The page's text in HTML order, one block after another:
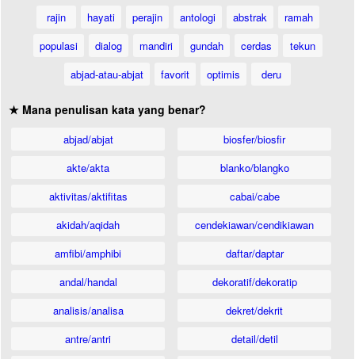
rajin
hayati perajin antologi abstrak
ramah
populasi
dialog mandiri gundah cerdas
tekun
abjad-atau-abjat
favorit optimis deru
★ Mana penulisan kata yang benar?
abjad/abjat
akte/akta
aktivitas/aktifitas
akidah/aqidah
amfibi/amphibi
andal/handal
analisis/analisa
antre/antri
biosfer/biosfir
blanko/blangko
cabai/cabe
cendekiawan/cendikiawan
daftar/daptar
dekoratif/dekoratip
dekret/dekrit
detail/detil